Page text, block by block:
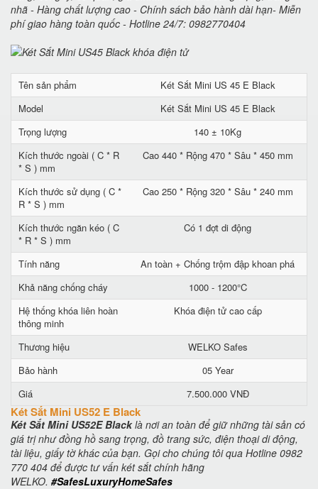
nhã - Hàng chất lượng cao - Chính sách bảo hành dài hạn- Miễn
phí giao hàng toàn quốc - Hotline 24/7: 0982770404
Tên sản phẩm
Két Sắt Mini US 45 E Black
Model
Két Sắt Mini US 45 E Black
Trọng lượng
140 ± 10Kg
Kích thước ngoài ( C * R
* S ) mm
Cao 440 * Rộng 470 * Sâu * 450 mm
Kích thước sử dụng ( C *
R * S ) mm
Cao 250 * Rộng 320 * Sâu * 240 mm
Kích thước ngăn kéo ( C
* R * S ) mm
Có 1 đợt di động
Tính năng
An toàn + Chống trộm đập khoan phá
Khả năng chống cháy
1000 - 1200°C
Hệ thống khóa liên hoàn
thông minh
Khóa điện tử cao cấp
Thương hiệu
WELKO Safes
Bảo hành
05 Year
Giá
7.500.000 VNĐ
Két Sắt Mini US52 E Black
Két Sắt Mini US52E Blacklà nơi an toàn để giữ những tài sản có
giá trị như đồng hồ sang trọng, đồ trang sức, điện thoại di động,
tài liệu, giấy tờ khác của bạn. Gọi cho chúng tôi qua Hotline 0982
770 404 để được tư vấn két sắt chính hãng
WELKO. #SafesLuxuryHomeSafes